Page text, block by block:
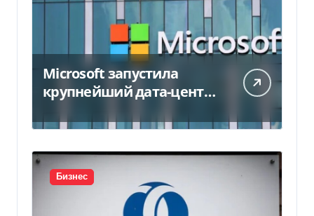
Microsoft запустила
крупнейший дата-центр
миллиарда
Бизнес